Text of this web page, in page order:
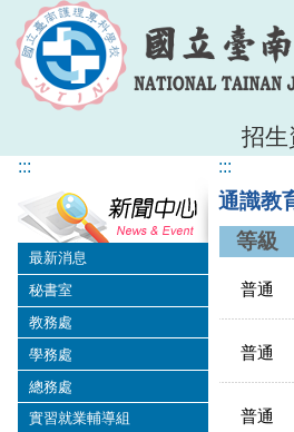
招生
:::
最新消息
秘書室
教務處
學務處
總務處
實習就業輔導組
:::
通識教
等級
普通
普通
普通